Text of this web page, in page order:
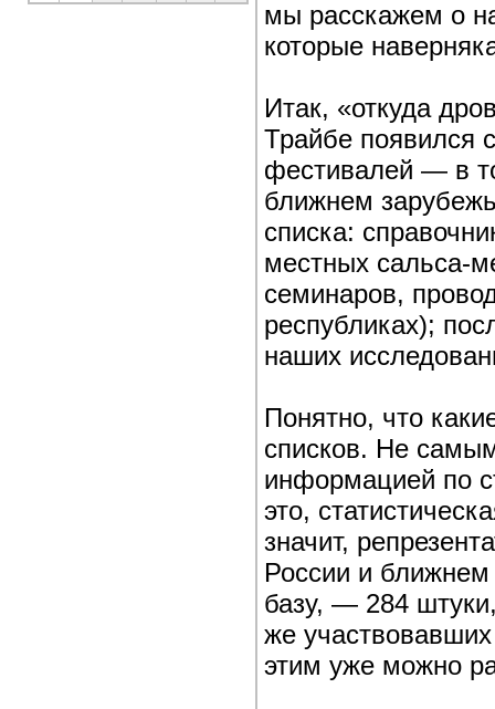
мы расскажем о
которые
Итак, «откуда
Трайбе появился
фестивалей — в
ближнем
списка:
местных сальса-
семинаров,
республиках);
наших
Понятно, что
списков. Не
информацией по
это,
значит,
России и
базу, — 284
же
этим уже можно